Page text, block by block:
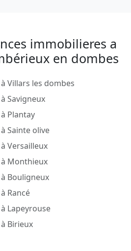
immobilieres a
en dombes
Villars les dombes
Savigneux
Plantay
Sainte olive
Versailleux
Monthieux
Bouligneux
Rancé
Lapeyrouse
Birieux